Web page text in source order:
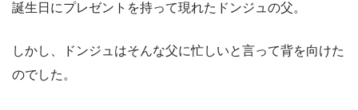
誕生日にプレゼントを持って現れたドンジュの父。
しかし、ドンジュはそんな父に忙しいと言って背を向けた
のでした。